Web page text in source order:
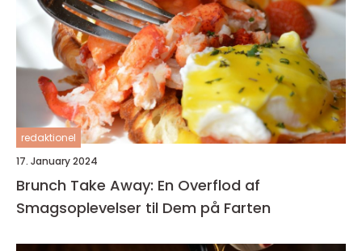
redaktionel
17. January 2024
Brunch Take Away: En Overflod af
Smagsoplevelser til Dem på Farten